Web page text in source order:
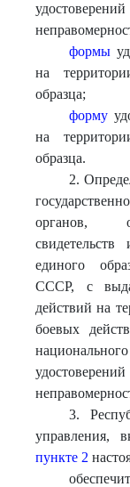
формы
на
образца;
форму
на
образца.
2.
органов,
единого
СССР, с
действий на
боевых
национального
3.
управления,
пункте 2